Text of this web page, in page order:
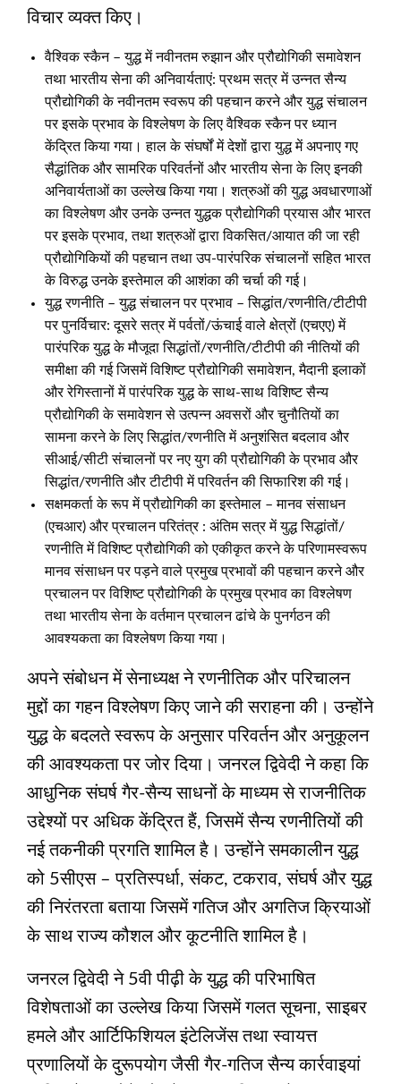
विचार व्यक्त किए।
वैश्विक स्कैन – युद्ध में नवीनतम रुझान और प्रौद्योगिकी समावेशन
तथा भारतीय सेना की अनिवार्यताएं: प्रथम सत्र में उन्नत सैन्य
प्रौद्योगिकी के नवीनतम स्वरूप की पहचान करने और युद्ध संचालन
पर इसके प्रभाव के विश्लेषण के लिए वैश्विक स्कैन पर ध्यान
केंद्रित किया गया। हाल के संघर्षों में देशों द्वारा युद्ध में अपनाए गए
सैद्धांतिक और सामरिक परिवर्तनों और भारतीय सेना के लिए इनकी
अनिवार्यताओं का उल्लेख किया गया। शत्रुओं की युद्ध अवधारणाओं
का विश्लेषण और उनके उन्नत युद्धक प्रौद्योगिकी प्रयास और भारत
पर इसके प्रभाव, तथा शत्रुओं द्वारा विकसित/आयात की जा रही
प्रौद्योगिकियों की पहचान तथा उप-पारंपरिक संचालनों सहित भारत
के विरुद्ध उनके इस्तेमाल की आशंका की चर्चा की गई।
युद्ध रणनीति – युद्ध संचालन पर प्रभाव – सिद्धांत/रणनीति/टीटीपी
पर पुनर्विचार: दूसरे सत्र में पर्वतों/ऊंचाई वाले क्षेत्रों (एचएए) में
पारंपरिक युद्ध के मौजूदा सिद्धांतों/रणनीति/टीटीपी की नीतियों की
समीक्षा की गई जिसमें विशिष्ट प्रौद्योगिकी समावेशन, मैदानी इलाकों
और रेगिस्तानों में पारंपरिक युद्ध के साथ-साथ विशिष्ट सैन्य
प्रौद्योगिकी के समावेशन से उत्पन्न अवसरों और चुनौतियों का
सामना करने के लिए सिद्धांत/रणनीति में अनुशंसित बदलाव और
सीआई/सीटी संचालनों पर नए युग की प्रौद्योगिकी के प्रभाव और
सिद्धांत/रणनीति और टीटीपी में परिवर्तन की सिफारिश की गई।
सक्षमकर्ता के रूप में प्रौद्योगिकी का इस्तेमाल – मानव संसाधन
(एचआर) और प्रचालन परितंत्र : अंतिम सत्र में युद्ध सिद्धांतों/
रणनीति में विशिष्ट प्रौद्योगिकी को एकीकृत करने के परिणामस्वरूप
मानव संसाधन पर पड़ने वाले प्रमुख प्रभावों की पहचान करने और
प्रचालन पर विशिष्ट प्रौद्योगिकी के प्रमुख प्रभाव का विश्लेषण
तथा भारतीय सेना के वर्तमान प्रचालन ढांचे के पुनर्गठन की
आवश्यकता का विश्लेषण किया गया।
अपने संबोधन में सेनाध्‍यक्ष ने रणनीतिक और परिचालन
मुद्दों का गहन विश्लेषण किए जाने की सराहना की। उन्‍होंने
युद्ध के बदलते स्‍वरूप के अनुसार परिवर्तन और अनुकूलन
की आवश्यकता पर जोर दिया। जनरल द्विवेदी ने कहा कि
आधुनिक संघर्ष गैर-सैन्य साधनों के माध्यम से राजनीतिक
उद्देश्यों पर अधिक केंद्रित हैं, जिसमें सैन्य रणनीतियों की
नई तकनीकी प्रगति शामिल है। उन्होंने समकालीन युद्ध
को 5सीएस – प्रतिस्पर्धा, संकट, टकराव, संघर्ष और युद्ध
की निरंतरता बताया जिसमें गतिज और अगतिज क्रियाओं
के साथ राज्य कौशल और कूटनीति शामिल है।
जनरल द्विवेदी ने 5वी पीढ़ी के युद्ध की परिभाषित
विशेषताओं का उल्‍लेख किया जिसमें गलत सूचना, साइबर
हमले और आर्टिफिशियल इंटेलिजेंस तथा स्वायत्त
प्रणालियों के दुरूपयोग जैसी गैर-गतिज सैन्य कार्रवाइयां